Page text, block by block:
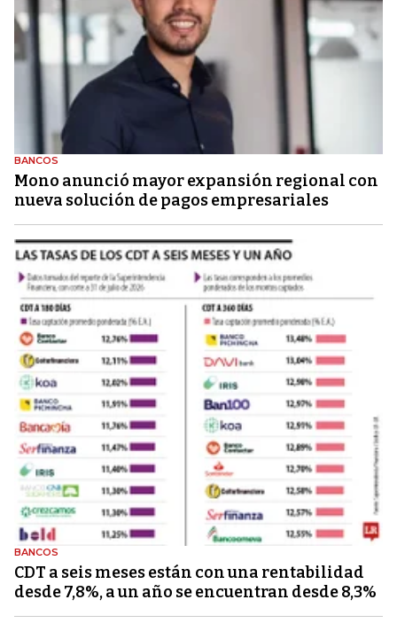
BANCOS
Mono anunció mayor expansión regional con
nueva solución de pagos empresariales
BANCOS
CDT a seis meses están con una rentabilidad
desde 7,8%, a un año se encuentran desde 8,3%